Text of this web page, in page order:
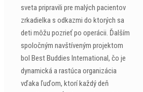
sveta pripravili pre malých pacientov
zrkadielka s odkazmi do ktorých sa
deti môžu pozrieť po operácii. Ďalším
spoločným navštíveným projektom
bol Best Buddies International, čo je
dynamická a rastúca organizácia
vďaka ľuďom, ktorí každý deň